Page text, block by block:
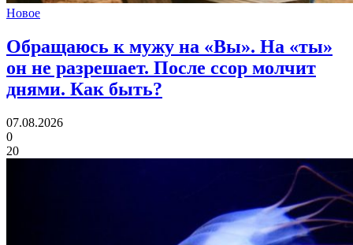
Новое
Обращаюсь к мужу на «Вы». На «ты»
он не разрешает. После ссор молчит
днями. Как быть?
07.08.2026
0
20